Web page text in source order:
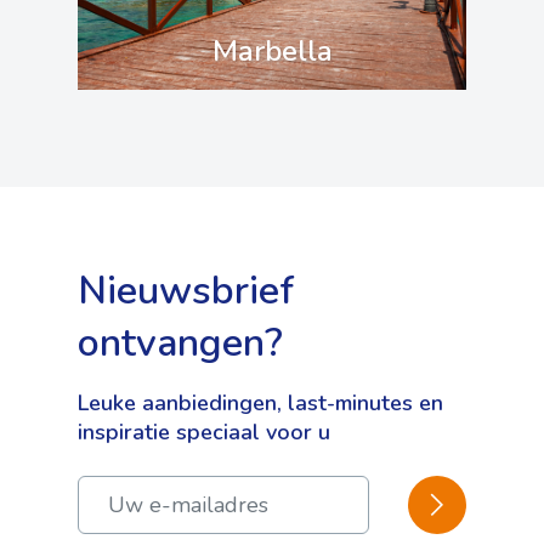
Marbella
Nieuwsbrief
ontvangen?
Leuke aanbiedingen, last-minutes en
inspiratie speciaal voor u
BEVESTIGEN